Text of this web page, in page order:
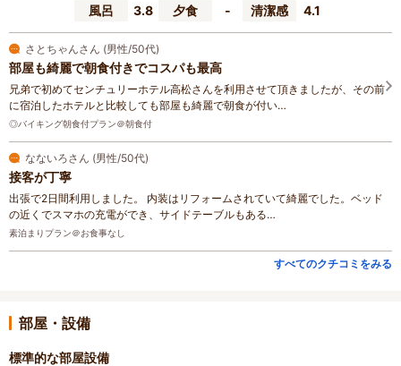
風呂
3.8 夕食 - 清潔感 4.1
さとちゃんさん (男性/50代)
部屋も綺麗で朝食付きでコスパも最高
兄弟で初めてセンチュリーホテル高松さんを利用させて頂きましたが、その前
に宿泊したホテルと比較しても部屋も綺麗で朝食が付い…
◎バイキング朝食付プラン＠朝食付
なないろさん (男性/50代)
接客が丁寧
出張で2日間利用しました。 内装はリフォームされていて綺麗でした。ベッド
の近くでスマホの充電ができ、サイドテーブルもある…
素泊まりプラン＠お食事なし
すべてのクチコミをみる
部屋・設備
標準的な部屋設備